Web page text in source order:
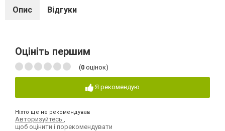
Опис Відгуки
Оцініть першим
(0 оцінок)
Я рекомендую
Ніхто ще не рекомендував
Авторизуйтесь
щоб оцінити і порекомендувати